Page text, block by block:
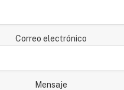
Correo electrónico
Mensaje